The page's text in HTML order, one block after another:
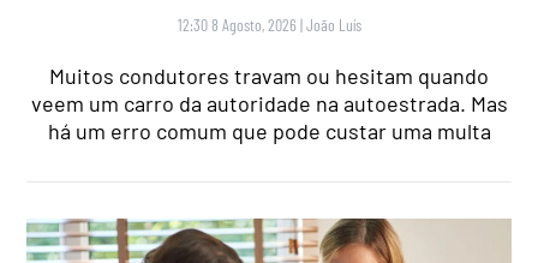
12:30 8 Agosto, 2026 |João Luís
Muitos condutores travam ou hesitam quando
veem um carro da autoridade na autoestrada. Mas
há um erro comum que pode custar uma multa